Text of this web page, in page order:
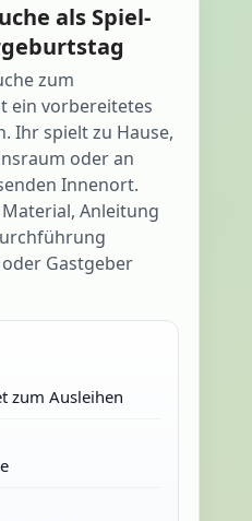
als Spiel-
zum
ein vorbereitetes
Ihr spielt zu Hause,
oder an
Innenort.
Anleitung
Gastgeber
zum Ausleihen